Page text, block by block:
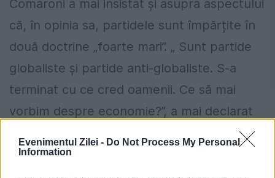
Evenimentul Zilei - Do Not Process My Personal
Information
Comaroni a mai insistat și asupra aspectului
că, în opinia sa, partidele sunt împărțite în
două doctrine „foarte mari”. „ Sunt partide
globaliste și partide anti-globaliste. S-a
terminat cu ce cred oamenii. Ce să mai
vorbim despre economie?”, a mai declarat
jurnalistul în cadrul podcastului „Hai live cu
Turcescu”.